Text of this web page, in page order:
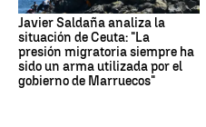
Javier Saldaña analiza la
situación de Ceuta: "La
presión migratoria siempre ha
sido un arma utilizada por el
gobierno de Marruecos"